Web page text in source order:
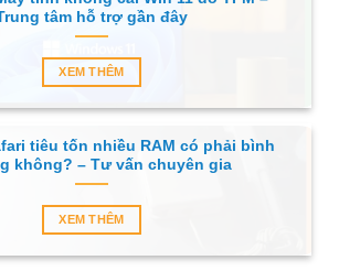
tâm hỗ trợ gần đây
XEM THÊM
tiêu tốn nhiều RAM có phải bình
không? – Tư vấn chuyên gia
XEM THÊM